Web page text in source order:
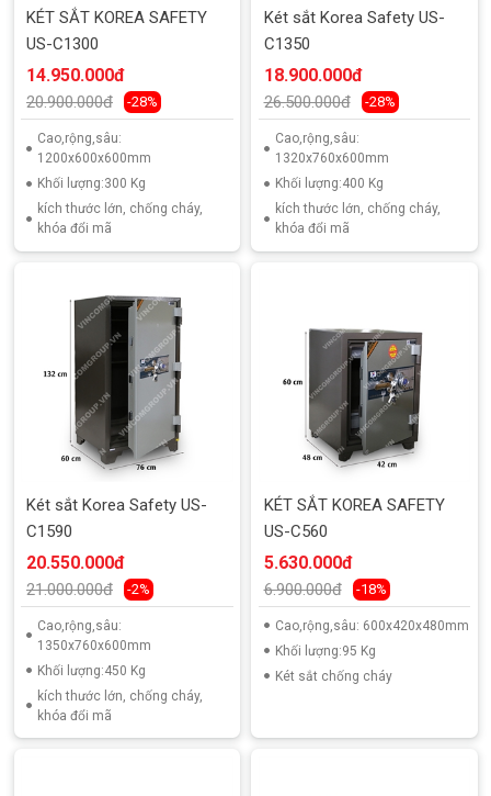
KÉT SẮT KOREA SAFETY
US-C1300
14.950.000đ
20.900.000đ -28%
Cao,rộng,sâu:
1200x600x600mm
Khối lượng:300 Kg
kích thước lớn, chống cháy,
khóa đổi mã
Két sắt Korea Safety US-
C1350
18.900.000đ
26.500.000đ -28%
Cao,rộng,sâu:
1320x760x600mm
Khối lượng:400 Kg
kích thước lớn, chống cháy,
khóa đổi mã
Két sắt Korea Safety US-
C1590
20.550.000đ
21.000.000đ -2%
Cao,rộng,sâu:
1350x760x600mm
Khối lượng:450 Kg
kích thước lớn, chống cháy,
khóa đổi mã
KÉT SẮT KOREA SAFETY
US-C560
5.630.000đ
6.900.000đ -18%
Cao,rộng,sâu: 600x420x480mm
Khối lượng:95 Kg
Két sắt chống cháy